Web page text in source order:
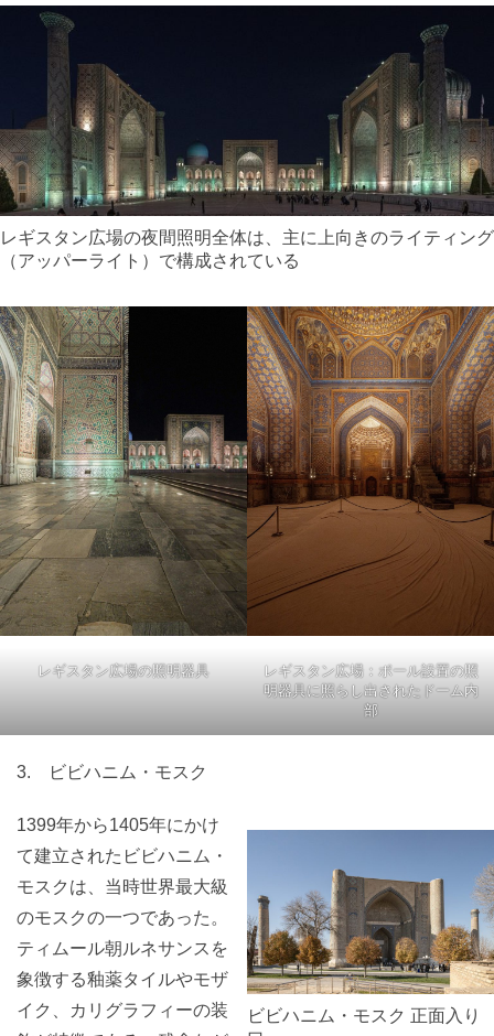
レギスタン広場の夜間照明全体は、主に上向きのライティング
（アッパーライト）で構成されている
レギスタン広場の照明器具
レギスタン広場：ポール設置の照
明器具に照らし出されたドーム内
部
3. ビビハニム・モスク
ビビハニム・モスク 正面入り
1399年から1405年にかけ
て建立されたビビハニム・
モスクは、当時世界最大級
のモスクの一つであった。
ティムール朝ルネサンスを
象徴する釉薬タイルやモザ
イク、カリグラフィーの装